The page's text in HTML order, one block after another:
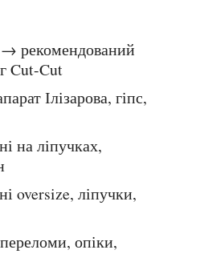
Cut-Cut
Ілізарова, гіпс,
на ліпучках,
oversize, ліпучки,
переломи, опіки,